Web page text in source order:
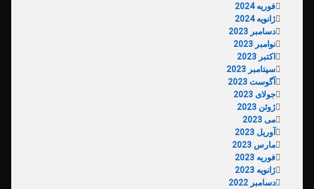
فوریه 2024
ژانویه 2024
دسامبر 2023
نوامبر 2023
اکتبر 2023
سپتامبر 2023
آگوست 2023
جولای 2023
ژوئن 2023
می 2023
آوریل 2023
مارس 2023
فوریه 2023
ژانویه 2023
دسامبر 2022